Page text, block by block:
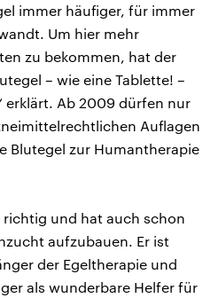
immer häufiger, für immer
Um hier mehr
zu bekommen, hat der
– wie eine Tablette! –
erklärt. Ab 2009 dürfen nur
Auflagen
Blutegel zur Humantherapie
richtig und hat auch schon
aufzubauen. Er ist
der Egeltherapie und
als wunderbare Helfer für